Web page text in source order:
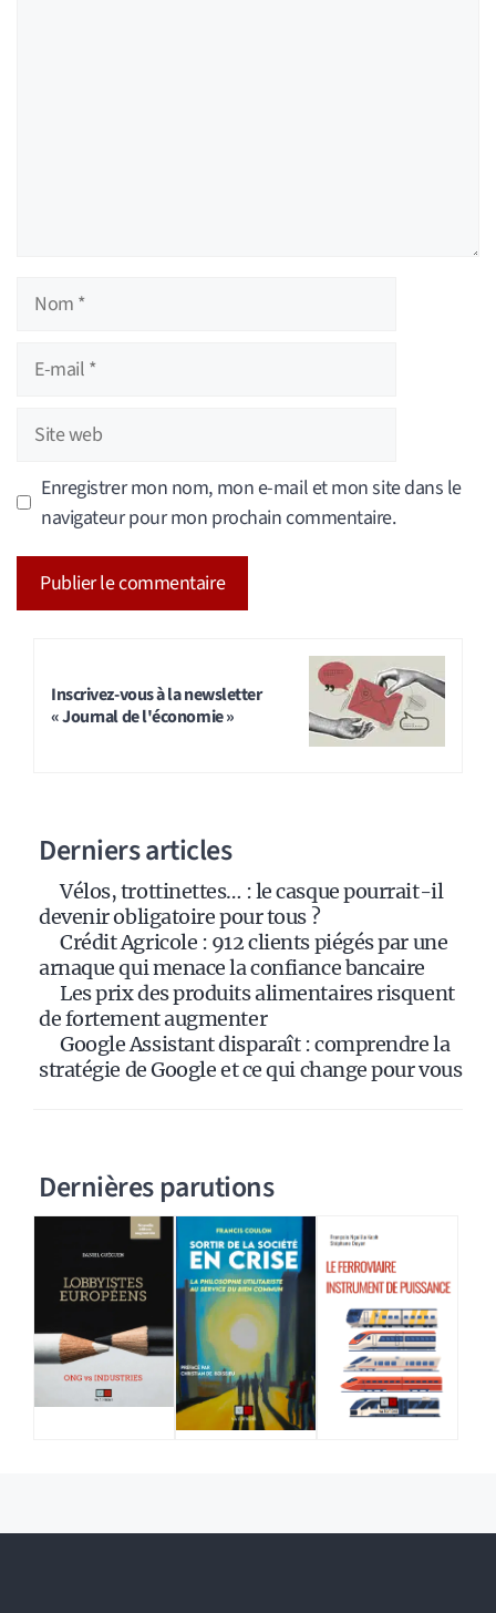
Nom
Site
web
Enregistrer mon nom, mon e-mail et mon site dans le
navigateur pour mon prochain commentaire.
Inscrivez-vous à la newsletter
« Journal de l'économie »
Derniers articles
Vélos, trottinettes… : le casque pourrait-il
devenir obligatoire pour tous ?
Crédit Agricole : 912 clients piégés par une
arnaque qui menace la confiance bancaire
Les prix des produits alimentaires risquent
de fortement augmenter
Google Assistant disparaît : comprendre la
stratégie de Google et ce qui change pour vous
Dernières parutions